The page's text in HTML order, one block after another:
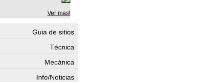
Ver mas!
Guia de sitios
Técnica
Mecánica
Info/Noticias